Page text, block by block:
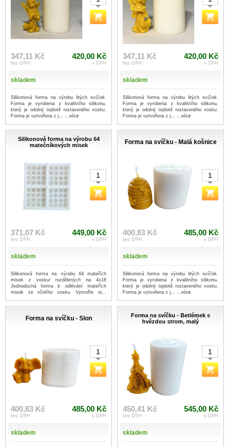
347,11 Kč
bez DPH
420,00 Kč
s DPH
skladem
Silikonová forma na výrobu litých svíček.
Forma je vyrobena z kvalitního silikonu,
který je odolný teplotě roztaveného vosku.
Forma je vytvořena z j... ...více
347,11 Kč
bez DPH
420,00 Kč
s DPH
skladem
Silikonová forma na výrobu litých svíček.
Forma je vyrobena z kvalitního silikonu,
který je odolný teplotě roztaveného vosku.
Forma je vytvořena z j... ...více
Silikonová forma na výrobu 64
matečníkových misek
371,07 Kč
bez DPH
449,00 Kč
s DPH
skladem
Silikonová forma na výrobu 64 mateřích
misek z vosku/ rozdělených na 4x16
Jednoduchá forma k odlévání mateřích
misek ze včelího vosku. Vytvořte si...
Forma na svíčku - Malá košnice
400,83 Kč
bez DPH
485,00 Kč
s DPH
skladem
Silikonová forma na výrobu litých svíček.
Forma je vyrobena z kvalitního silikonu,
který je odolný teplotě roztaveného vosku.
Forma je vytvořena z j... ...více
Forma na svíčku - Slon
400,83 Kč
bez DPH
485,00 Kč
s DPH
skladem
Forma na svíčku - Betlémek s
hvězdou strom, malý
450,41 Kč
bez DPH
545,00 Kč
s DPH
skladem